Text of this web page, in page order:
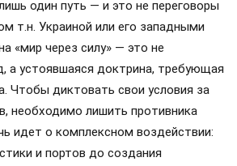
один путь — и это не переговоры
т.н. Украиной или его западными
«мир через силу» — это не
а устоявшаяся доктрина, требующая
Чтобы диктовать свои условия за
необходимо лишить противника
идет о комплексном воздействии:
и портов до создания